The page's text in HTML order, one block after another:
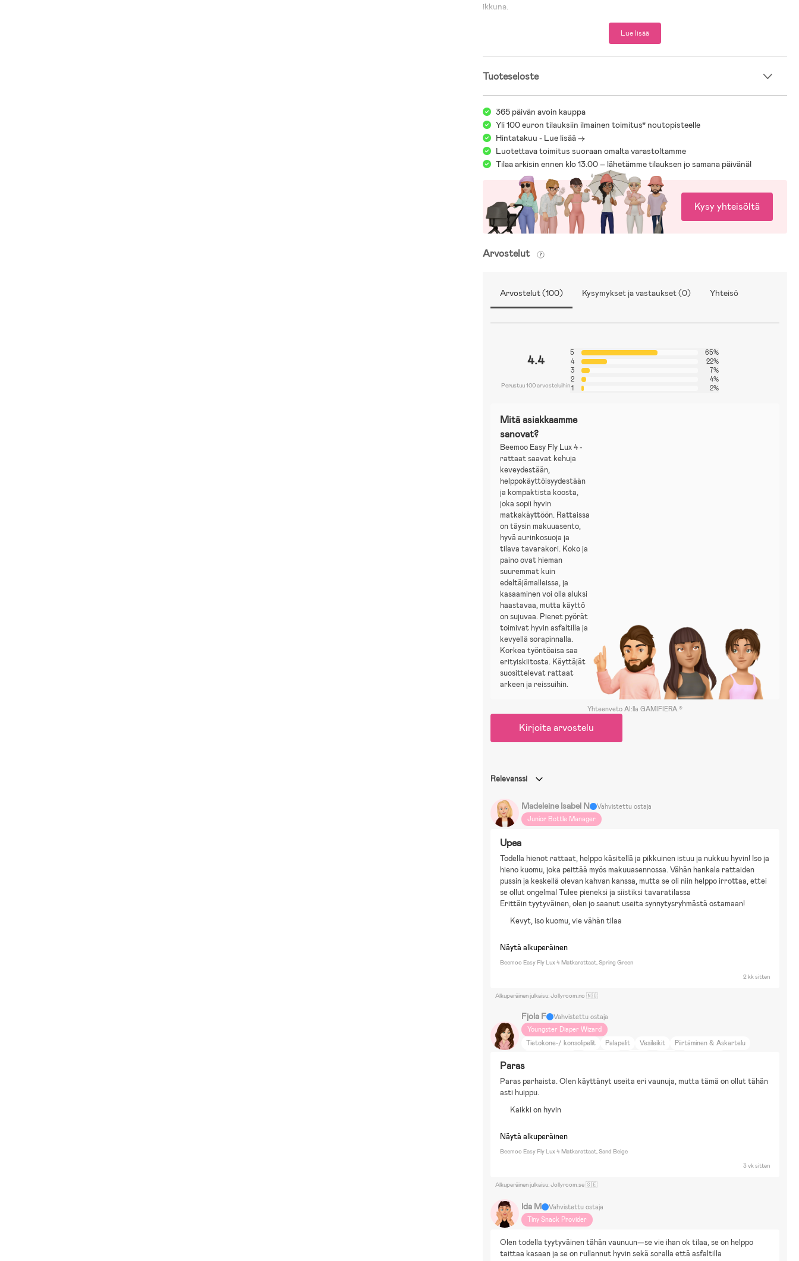
ikkuna.
- Kääntyvät etupyörät, suoraan kulkevat takapyörät.
- Irrotettava kangasverhoilu.
- Kevyt ja kestävä runko.
- Kompaktit ja kokoontaitettavat.
- Travel System – täydellinen valinta liikkuvalle vanhemmalle.
- Adapterit ostetaan erikseen.
- Enimmäiskuormitus: 22 kg.
- Pakkaukseen sisältyy: hyttysverkko, pehmustettu kantohihna, turvakaari.
- Ikäsuositus: 6 kk +.
- EN1888:2-2022 -hyväksytty.
Me täällä Jollyroomilla tiedämme, että juuri sinulle ja lapsellesi sopivien
Lue lisää
Tuoteseloste
365 päivän avoin kauppa
Yli 100 euron tilauksiin ilmainen toimitus* noutopisteelle
Hintatakuu - Lue lisää ->
Luotettava toimitus suoraan omalta varastoltamme
Tilaa arkisin ennen klo 13.00 – lähetämme tilauksen jo samana päivänä!
Kysy yhteisöltä
Arvostelut
Arvostelut (100) Kysymykset ja vastaukset (0) Yhteisö
4.4
Perustuu 100 arvosteluihin
5
65%
4
22%
3
7%
2
4%
1
2%
Mitä asiakkaamme
sanovat?
Beemoo Easy Fly Lux 4 -
rattaat saavat kehuja
keveydestään,
helppokäyttöisyydestään
ja kompaktista koosta,
joka sopii hyvin
matkakäyttöön. Rattaissa
on täysin makuuasento,
hyvä aurinkosuoja ja
tilava tavarakori. Koko ja
paino ovat hieman
suuremmat kuin
edeltäjämalleissa, ja
kasaaminen voi olla aluksi
haastavaa, mutta käyttö
on sujuvaa. Pienet pyörät
toimivat hyvin asfaltilla ja
kevyellä sorapinnalla.
Korkea työntöaisa saa
erityiskiitosta. Käyttäjät
suosittelevat rattaat
arkeen ja reissuihin.
Yhteenveto AI:lla GAMIFIERA.®
Kirjoita arvostelu
Relevanssi
Madeleine Isabel N
Vahvistettu ostaja
Junior Bottle Manager
Upea
Todella hienot rattaat, helppo käsitellä ja pikkuinen istuu ja nukkuu hyvin! Iso ja
hieno kuomu, joka peittää myös makuuasennossa. Vähän hankala rattaiden
pussin ja keskellä olevan kahvan kanssa, mutta se oli niin helppo irrottaa, ettei
se ollut ongelma! Tulee pieneksi ja siistiksi tavaratilassa
Erittäin tyytyväinen, olen jo saanut useita synnytysryhmästä ostamaan!
Kevyt, iso kuomu, vie vähän tilaa
Näytä alkuperäinen
Beemoo Easy Fly Lux 4 Matkarattaat, Spring Green
2 kk sitten
Alkuperäinen julkaisu: Jollyroom.no 🇳🇴
Fjola F
Vahvistettu ostaja
Youngster Diaper Wizard
Tietokone-/ konsolipelit
Palapelit Vesileikit
Piirtäminen & Askartelu
Paras
Paras parhaista. Olen käyttänyt useita eri vaunuja, mutta tämä on ollut tähän
asti huippu.
Kaikki on hyvin
Näytä alkuperäinen
Beemoo Easy Fly Lux 4 Matkarattaat, Sand Beige
3 vk sitten
Alkuperäinen julkaisu: Jollyroom.se 🇸🇪
Ida M
Vahvistettu ostaja
Tiny Snack Provider
Olen todella tyytyväinen tähän vaunuun—se vie ihan ok tilaa, se on helppo
taittaa kasaan ja se on rullannut hyvin sekä soralla että asfaltilla